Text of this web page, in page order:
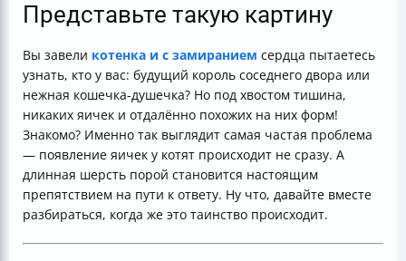
Представьте такую картину
Вы завели котенка и с замиранием сердца пытаетесь
узнать, кто у вас: будущий король соседнего двора или
нежная кошечка-душечка? Но под хвостом тишина,
никаких яичек и отдалённо похожих на них форм!
Знакомо? Именно так выглядит самая частая проблема
— появление яичек у котят происходит не сразу. А
длинная шерсть порой становится настоящим
препятствием на пути к ответу. Ну что, давайте вместе
разбираться, когда же это таинство происходит.